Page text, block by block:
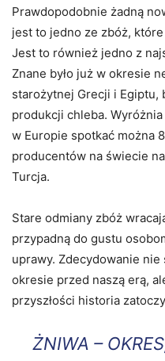
Prawdopodobnie żadną
jest to jedno ze zbóż,
Jest to również jedno z
Znane było już w okresie
starożytnej Grecji i Egiptu,
produkcji chleba.
w Europie spotkać można
producentów na świecie
Turcja.
Stare odmiany zbóż
przypadną do gustu
uprawy. Zdecydowanie
okresie przed naszą erą,
przyszłości historia
ŻNIWA –